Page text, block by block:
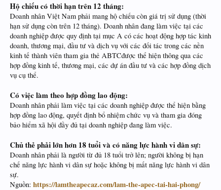
Hộ chiếu có thời hạn trên 12 tháng:
Doanh nhân Việt Nam phải mang hộ chiếu còn giá trị sử dụng (thời
hạn sử dụng còn trên 12 tháng). Doanh nhân đang làm việc tại các
doanh nghiệp được quy định tại mục A có các hoạt động hợp tác kinh
doanh, thương mại, đầu tư và dịch vụ với các đối tác trong các nền
kinh tế thành viên tham gia thẻ ABTCđược thể hiện thông qua các
hợp đồng kinh tế, thương mại, các dự án đầu tư và các hợp đồng dịch
vụ cụ thể.
Có việc làm theo hợp đồng lao động:
Doanh nhân phải làm việc tại các doanh nghiệp được thể hiện bằng
hợp đồng lao động, quyết định bổ nhiệm chức vụ và tham gia đóng
bảo hiểm xã hội đầy đủ tại doanh nghiệp đang làm việc.
Chủ thẻ phải lớn hơn 18 tuổi và có năng lực hành vi dân sự:
Doanh nhân phải là người từ đủ 18 tuổi trở lên; người không bị hạn
chế năng lực hành vi dân sự hoặc không bị mất năng lực hành vi dân
sự.
Nguồn: https://lamtheapecaz.com/lam-the-apec-tai-hai-phong/